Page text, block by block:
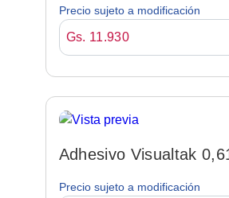
Precio sujeto a modificación
Gs. 11.930
Adhesivo Visualtak
Precio sujeto a modificación